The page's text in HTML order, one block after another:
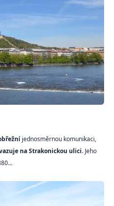
jednosměrnou komunikaci,
na Strakonickou ulici. Jeho